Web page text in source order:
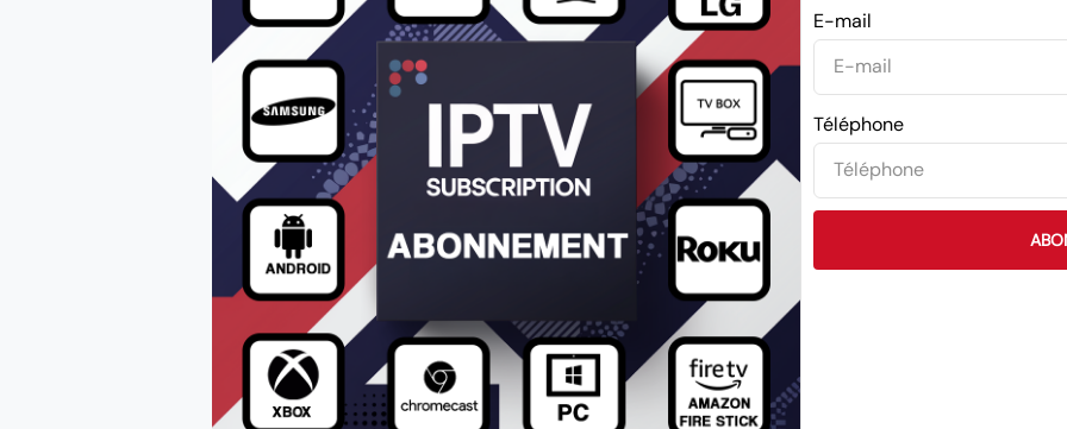
E-mail
Téléphone